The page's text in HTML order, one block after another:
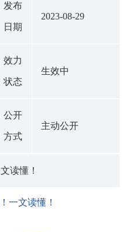
发布
日期
2023-08-29
效力
状态
生效中
公开
方式
主动公开
读懂！
一文读懂！